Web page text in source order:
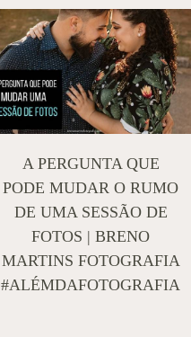
A PERGUNTA QUE
PODE MUDAR O RUMO
DE UMA SESSÃO DE
FOTOS | BRENO
MARTINS FOTOGRAFIA
#ALÉMDAFOTOGRAFIA